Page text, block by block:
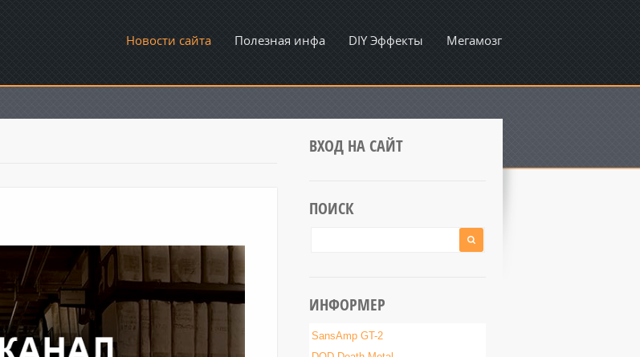
Новости сайта Полезная инфа DIY Эффекты Мегамозг
ВХОД НА САЙТ
ПОИСК
ИНФОРМЕР
SansAmp GT-2